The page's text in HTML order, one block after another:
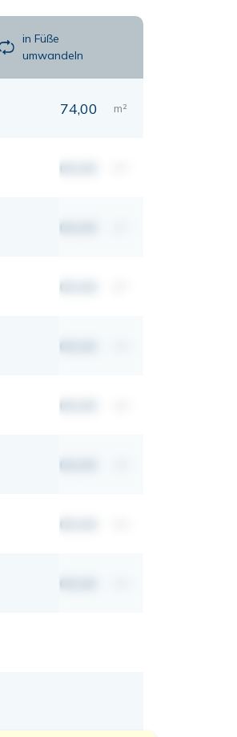
in Füße
umwandeln
74,00 m²
00,00
00,00
00,00
00,00
00,00
00,00
00,00
00,00